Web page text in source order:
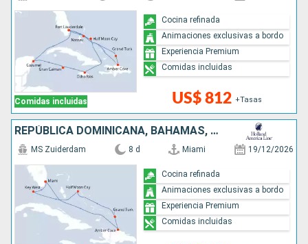
Comidas incluidas US$ 812 +Tasas
Cocina refinada
Animaciones exclusivas a bordo
Experiencia Premium
Comidas incluidas
REPÚBLICA DOMINICANA, BAHAMAS, ESTADOS UNIDOS
MS Zuiderdam 8 d Miami 19/12/2026
Cocina refinada
Animaciones exclusivas a bordo
Experiencia Premium
Comidas incluidas